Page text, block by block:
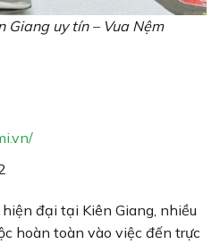
Giang uy tín – Vua Nệm
đại tại Kiên Giang, nhiều
hoàn toàn vào việc đến trực